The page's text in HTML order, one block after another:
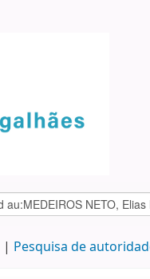
Pesquisa de